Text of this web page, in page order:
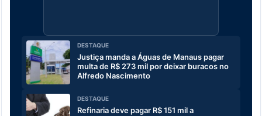
DESTAQUE
Justiça manda a Águas de Manaus pagar
multa de R$ 273 mil por deixar buracos no
Alfredo Nascimento
DESTAQUE
Refinaria deve pagar R$ 151 mil a